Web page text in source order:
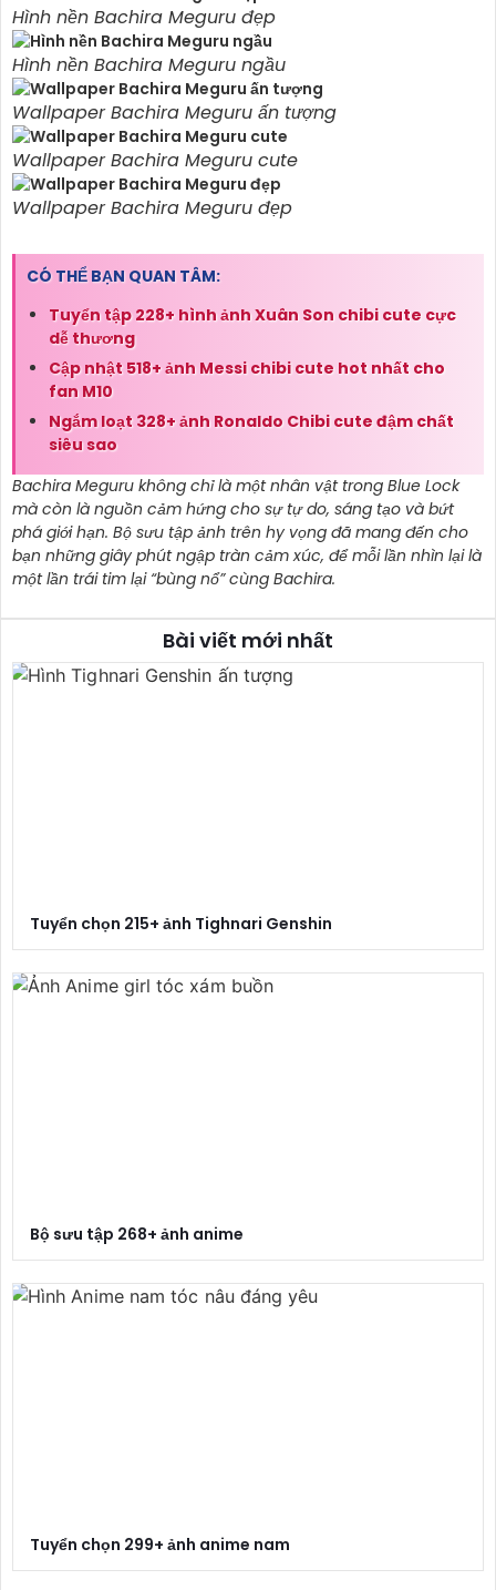
Hình nền Bachira Meguru đẹp
Hình nền Bachira Meguru ngầu
Wallpaper Bachira Meguru ấn tượng
Wallpaper Bachira Meguru cute
Wallpaper Bachira Meguru đẹp
CÓ THỂ BẠN QUAN TÂM:
Tuyển tập 228+ hình ảnh Xuân Son chibi cute cực
dễ thương
Cập nhật 518+ ảnh Messi chibi cute hot nhất cho
fan M10
Ngắm loạt 328+ ảnh Ronaldo Chibi cute đậm chất
siêu sao
Bachira Meguru không chỉ là một nhân vật trong Blue Lock
mà còn là nguồn cảm hứng cho sự tự do, sáng tạo và bứt
phá giới hạn. Bộ sưu tập ảnh trên hy vọng đã mang đến cho
bạn những giây phút ngập tràn cảm xúc, để mỗi lần nhìn lại là
một lần trái tim lại “bùng nổ” cùng Bachira.
Bài viết mới nhất
Tuyển chọn 215+ ảnh Tighnari Genshin
Bộ sưu tập 268+ ảnh anime
Tuyển chọn 299+ ảnh anime nam